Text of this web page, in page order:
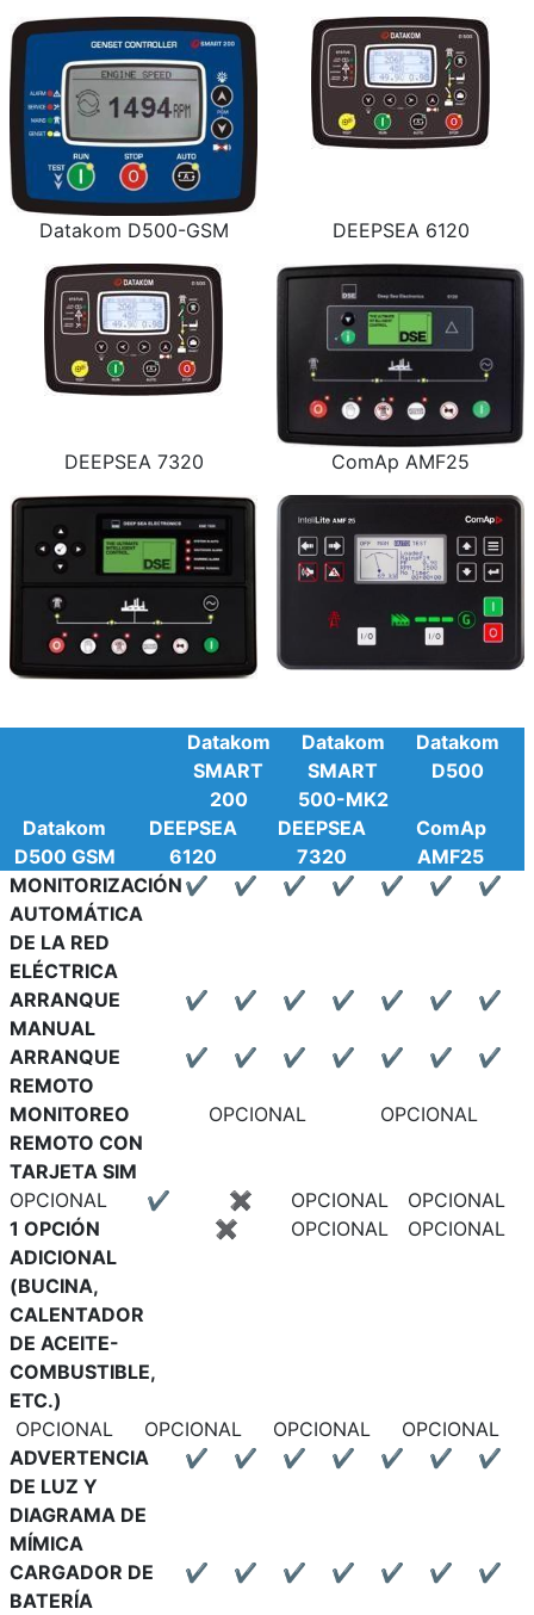
Datakom D500-GSM DEEPSEA 6120
DEEPSEA 7320 ComAp AMF25
Datakom
SMART
200
Datakom
SMART
500-MK2
Datakom
D500
Datakom
D500 GSM
DEEPSEA
6120
DEEPSEA
7320
ComAp
AMF25
MONITORIZACIÓN
AUTOMÁTICA
DE LA RED
ELÉCTRICA
✔ ✔ ✔ ✔ ✔ ✔ ✔
ARRANQUE
MANUAL
✔ ✔ ✔ ✔ ✔ ✔ ✔
ARRANQUE
REMOTO
✔ ✔ ✔ ✔ ✔ ✔ ✔
MONITOREO
REMOTO CON
TARJETA SIM
OPCIONAL OPCIONAL
OPCIONAL ✔ ✖ OPCIONAL
OPCIONAL
1 OPCIÓN
ADICIONAL
(BUCINA,
CALENTADOR
DE ACEITE-
COMBUSTIBLE,
ETC.)
✖ OPCIONAL OPCIONAL
OPCIONAL OPCIONAL OPCIONAL
OPCIONAL
ADVERTENCIA
DE LUZ Y
DIAGRAMA DE
MÍMICA
✔ ✔ ✔ ✔ ✔ ✔ ✔
CARGADOR DE
BATERÍA
✔ ✔ ✔ ✔ ✔ ✔ ✔